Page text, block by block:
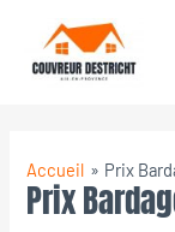
contenu
Accueil Prix
Prix